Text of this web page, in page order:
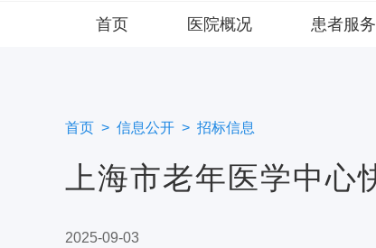
首页 医院概况
党群建设
患者服务
特色医疗
首页 > 信息公开 > 招标信息
上海市老年医学中
2025-09-03